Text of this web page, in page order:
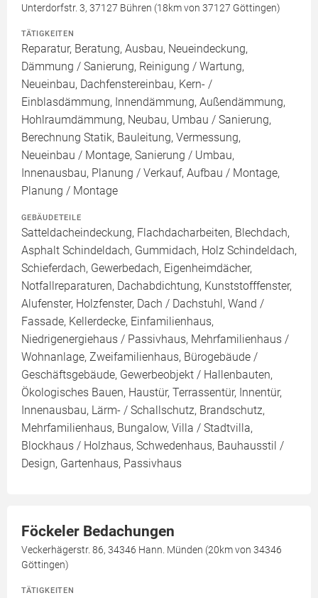
Unterdorfstr. 3, 37127 Bühren (18km von 37127 Göttingen)
TÄTIGKEITEN
Reparatur, Beratung, Ausbau, Neueindeckung,
Dämmung / Sanierung, Reinigung / Wartung,
Neueinbau, Dachfenstereinbau, Kern- /
Einblasdämmung, Innendämmung, Außendämmung,
Hohlraumdämmung, Neubau, Umbau / Sanierung,
Berechnung Statik, Bauleitung, Vermessung,
Neueinbau / Montage, Sanierung / Umbau,
Innenausbau, Planung / Verkauf, Aufbau / Montage,
Planung / Montage
GEBÄUDETEILE
Satteldacheindeckung, Flachdacharbeiten, Blechdach,
Asphalt Schindeldach, Gummidach, Holz Schindeldach,
Schieferdach, Gewerbedach, Eigenheimdächer,
Notfallreparaturen, Dachabdichtung, Kunststofffenster,
Alufenster, Holzfenster, Dach / Dachstuhl, Wand /
Fassade, Kellerdecke, Einfamilienhaus,
Niedrigenergiehaus / Passivhaus, Mehrfamilienhaus /
Wohnanlage, Zweifamilienhaus, Bürogebäude /
Geschäftsgebäude, Gewerbeobjekt / Hallenbauten,
Ökologisches Bauen, Haustür, Terrassentür, Innentür,
Innenausbau, Lärm- / Schallschutz, Brandschutz,
Mehrfamilienhaus, Bungalow, Villa / Stadtvilla,
Blockhaus / Holzhaus, Schwedenhaus, Bauhausstil /
Design, Gartenhaus, Passivhaus
Föckeler Bedachungen
Veckerhägerstr. 86, 34346 Hann. Münden (20km von 34346
Göttingen)
TÄTIGKEITEN